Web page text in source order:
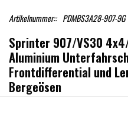
Artikelnummer:: PDMBS3A28-907-9G
Sprinter 907/VS30
Aluminium
Frontdifferential und
Bergeösen